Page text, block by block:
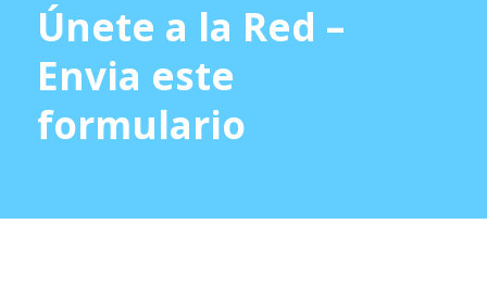
Únete a la Red –
Envia este
formulario